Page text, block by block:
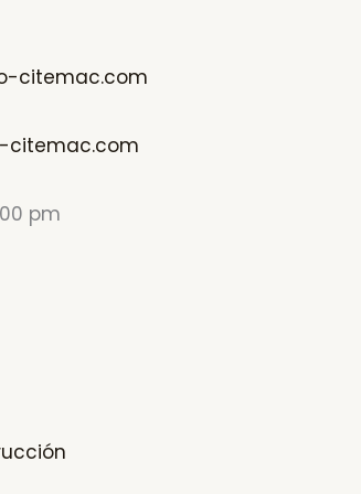
citemac.com
citemac.com
pm